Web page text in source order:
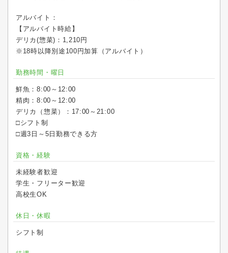
アルバイト：
【アルバイト時給】
デリカ(惣菜)：1,210円
※18時以降別途100円加算（アルバイト）
勤務時間・曜日
鮮魚：8:00～12:00
精肉：8:00～12:00
デリカ（惣菜）：17:00～21:00
□シフト制
□週3日～5日勤務できる方
資格・経験
未経験者歓迎
学生・フリーター歓迎
高校生OK
休日・休暇
シフト制